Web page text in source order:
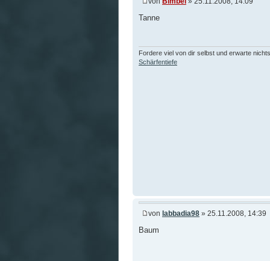
Tanne
Fordere viel von dir selbst und erwarte
Schärfentiefe
von labbadia98 » 25.11.2008, 14:39
Baum